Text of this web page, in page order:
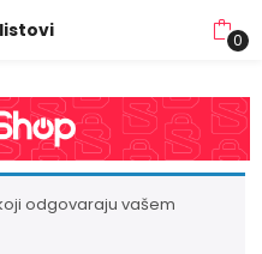
0
odgovaraju vašem